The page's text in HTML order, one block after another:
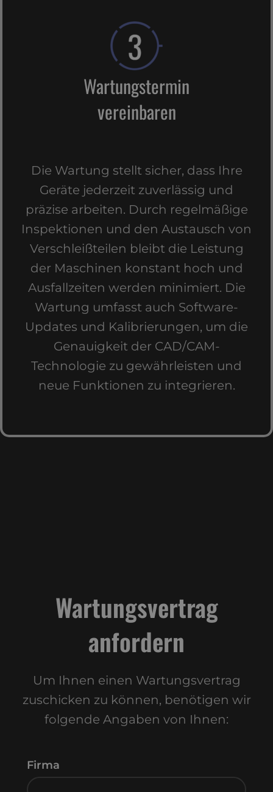
Wartungstermin
vereinbaren
Die Wartung stellt sicher, dass Ihre
Geräte jederzeit zuverlässig und
präzise arbeiten. Durch regelmäßige
Inspektionen und den Austausch von
Verschleißteilen bleibt die Leistung
der Maschinen konstant hoch und
Ausfallzeiten werden minimiert. Die
Wartung umfasst auch Software-
Updates und Kalibrierungen, um die
Genauigkeit der CAD/CAM-
Technologie zu gewährleisten und
neue Funktionen zu integrieren.
Wartungsvertrag
anfordern
Um Ihnen einen Wartungsvertrag
zuschicken zu können, benötigen wir
folgende Angaben von Ihnen:
Firma